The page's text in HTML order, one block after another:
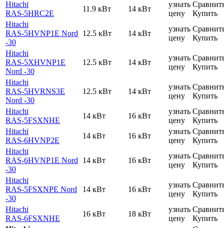
Hitachi
RAS-5HRC2E
11.9 кВт 14 кВт
узнать
цену
Купить
Hitachi
RAS-5HVNP1E Nord
-30
12.5 кВт 14 кВт
узнать
цену
Купить
Hitachi
RAS-5XHVNP1E
Nord -30
12.5 кВт 14 кВт
узнать
цену
Купить
Hitachi
RAS-5HVRNS3E
Nord -30
12.5 кВт 14 кВт
узнать
цену
Купить
Hitachi
RAS-5FSXNHE
14 кВт 16 кВт
узнать
цену
Купить
Hitachi
RAS-6HVNP2E
14 кВт 16 кВт
узнать
цену
Купить
Hitachi
RAS-6HVNP1E Nord
-30
14 кВт 16 кВт
узнать
цену
Купить
Hitachi
RAS-5FSXNPE Nord
-30
14 кВт 16 кВт
узнать
цену
Купить
Hitachi
RAS-6FSXNHE
16 кВт 18 кВт
узнать
цену
Купить